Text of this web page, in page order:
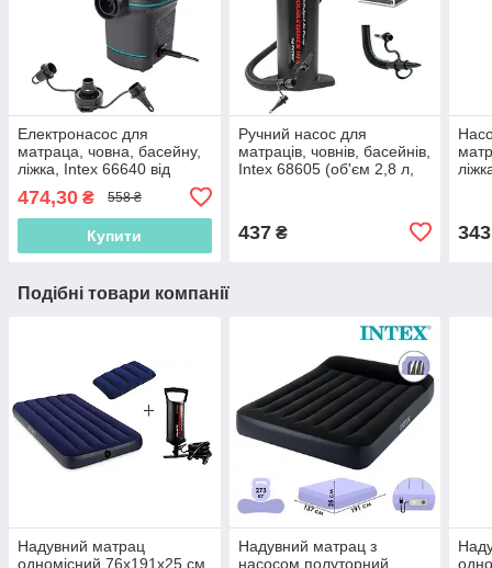
Електронасос для
матраца, човна, басейну,
ліжка, Intex 66640 від
мережі (220-240 V, 650 л/
хв)
474,30 ₴ 558 ₴
Купити
Ручний насос для
матраців, човнів, басейнів,
Intex 68605 (об'єм 2,8 л,
437₴ 343
Подібні товари компанії
Надувний матрац
одномісний 76х191х25 см
Надувний матрац з
насосом полуторний